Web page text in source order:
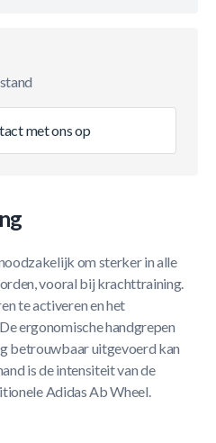
met ons op
om sterker in alle
vooral bij krachttraining.
te activeren en het
ergonomische handgrepen
betrouwbaar uitgevoerd kan
is de intensiteit van de
Adidas Ab Wheel.